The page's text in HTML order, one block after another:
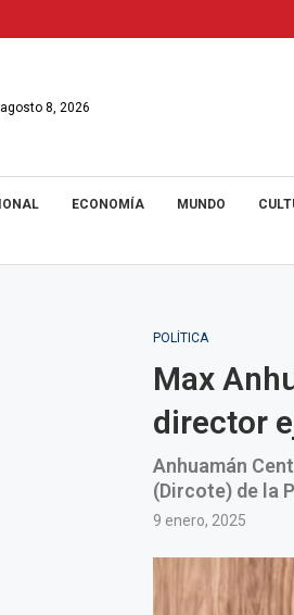
8, 2026
ECONOMÍA MUNDO
POLÍTICA
Max
director
Anhuamán
(Dircote) de la
9 enero, 2025